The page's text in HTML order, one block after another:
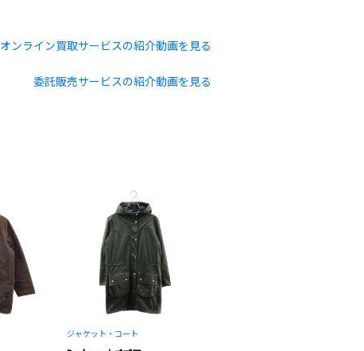
オンライン買取サービスの紹介動画を見る
委託販売サービスの紹介動画を見る
ジャケット・コート